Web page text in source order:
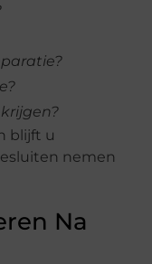
blijft u
nemen
Na